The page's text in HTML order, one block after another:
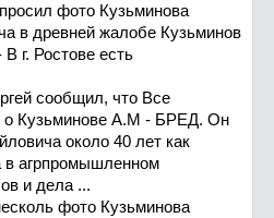
фото Кузьминова
в древней жалобе Кузьминов
г. Ростове есть
сообщил, что Все
о Кузьминове А.М - БРЕД. Он
около 40 лет как
в агрпромышленном
и дела ...
фото Кузьминова